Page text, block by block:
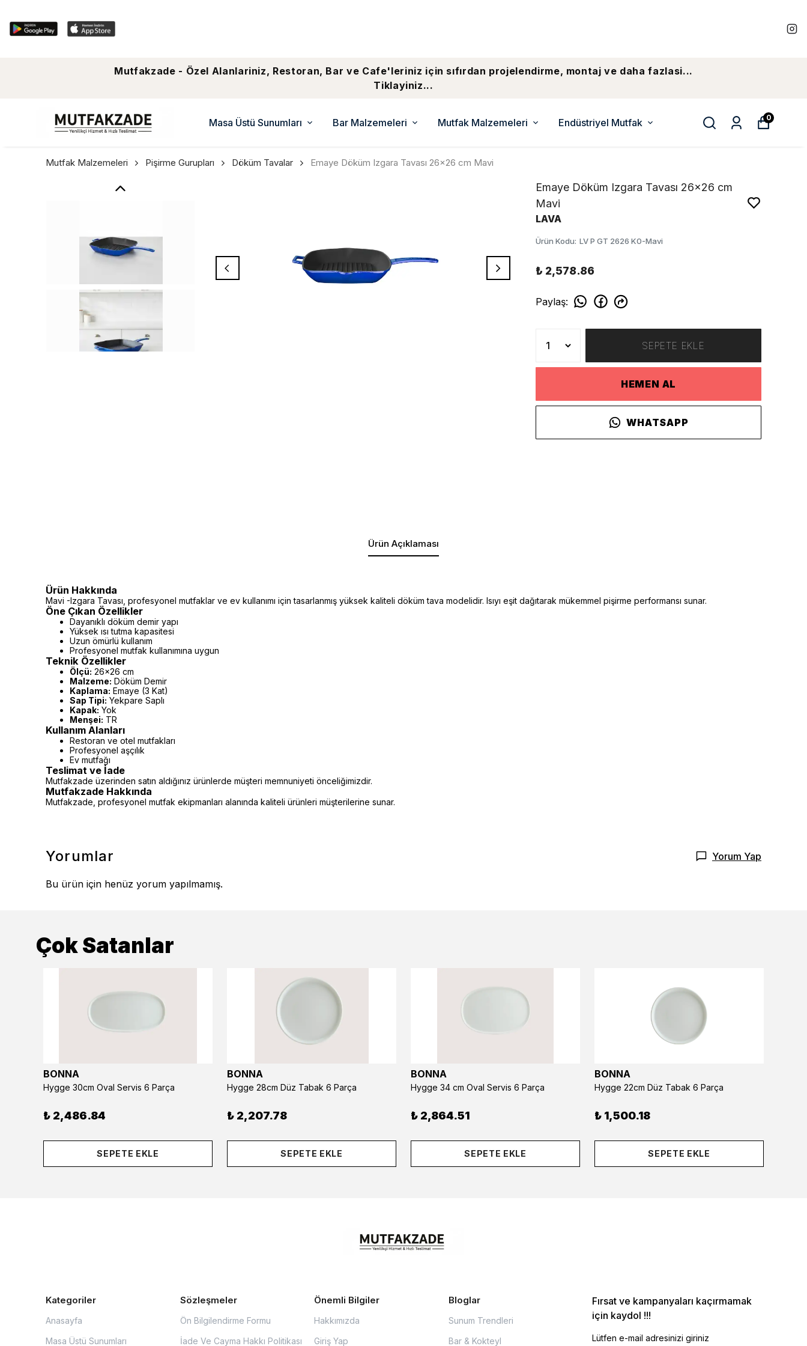
Mutfakzade - Özel Alanlariniz, Restoran, Bar ve Cafe'leriniz için sıfırdan projelendirme, montaj ve daha fazlasi...
Tiklayiniz...
Masa Üstü Sunumları Bar Malzemeleri Mutfak Malzemeleri Endüstriyel Mutfak 0
Mutfak Malzemeleri Pişirme Gurupları Döküm Tavalar Emaye Döküm Izgara Tavası 26x26 cm Mavi
Emaye Döküm Izgara Tavası 26x26 cm
Mavi
LAVA
Ürün Kodu: LV P GT 2626 K0-Mavi
₺ 2,578.86
Paylaş:
SEPETE EKLE
HEMEN AL
WHATSAPP
Ürün Açıklaması
Ürün Hakkında
Mavi -Izgara Tavası, profesyonel mutfaklar ve ev kullanımı için tasarlanmış yüksek kaliteli döküm tava modelidir. Isıyı eşit dağıtarak mükemmel pişirme performansı sunar.
Öne Çıkan Özellikler
Dayanıklı döküm demir yapı
Yüksek ısı tutma kapasitesi
Uzun ömürlü kullanım
Profesyonel mutfak kullanımına uygun
Teknik Özellikler
Ölçü: 26x26 cm
Malzeme: Döküm Demir
Kaplama: Emaye (3 Kat)
Sap Tipi: Yekpare Saplı
Kapak: Yok
Menşei: TR
Kullanım Alanları
Restoran ve otel mutfakları
Profesyonel aşçılık
Ev mutfağı
Teslimat ve İade
Mutfakzade üzerinden satın aldığınız ürünlerde müşteri memnuniyeti önceliğimizdir.
Mutfakzade Hakkında
Mutfakzade, profesyonel mutfak ekipmanları alanında kaliteli ürünleri müşterilerine sunar.
Yorumlar Yorum Yap
Bu ürün için henüz yorum yapılmamış.
Çok Satanlar
BONNA
Hygge 30cm Oval Servis 6 Parça
₺ 2,486.84
SEPETE EKLE
BONNA
Hygge 28cm Düz Tabak 6 Parça
₺ 2,207.78
SEPETE EKLE
BONNA
Hygge 34 cm Oval Servis 6 Parça
₺ 2,864.51
SEPETE EKLE
BONNA
Hygge 22cm Düz Tabak 6 Parça
₺ 1,500.18
SEPETE EKLE
Kategoriler
Anasayfa
Masa Üstü Sunumları
Sözleşmeler
Ön Bilgilendirme Formu
İade Ve Cayma Hakkı Politikası
Önemli Bilgiler
Hakkımızda
Giriş Yap
Bloglar
Sunum Trendleri
Bar & Kokteyl
Fırsat ve kampanyaları kaçırmamak
için kaydol !!!
Lütfen e-mail adresinizi giriniz